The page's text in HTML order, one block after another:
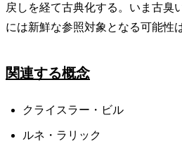
戻しを経て古典化する。いま古臭
には新鮮な参照対象となる可能性
関連する概念
クライスラー・ビル
ルネ・ラリック